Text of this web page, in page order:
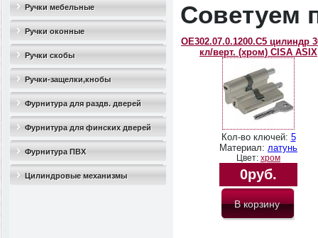
Ручки мебельные
Ручки оконные
Ручки скобы
Ручки-защелки,кнобы
Фурнитура для раздв. дверей
Фурнитура для финских дверей
Фурнитура ПВХ
Цилиндровые механизмы
Советуем
OЕ302.07.0.1200.C5 цилиндр
кл/верт. (хром) CISA ASIX
Кол-во ключей: 5
Материал: латунь
Цвет: хром
0руб.